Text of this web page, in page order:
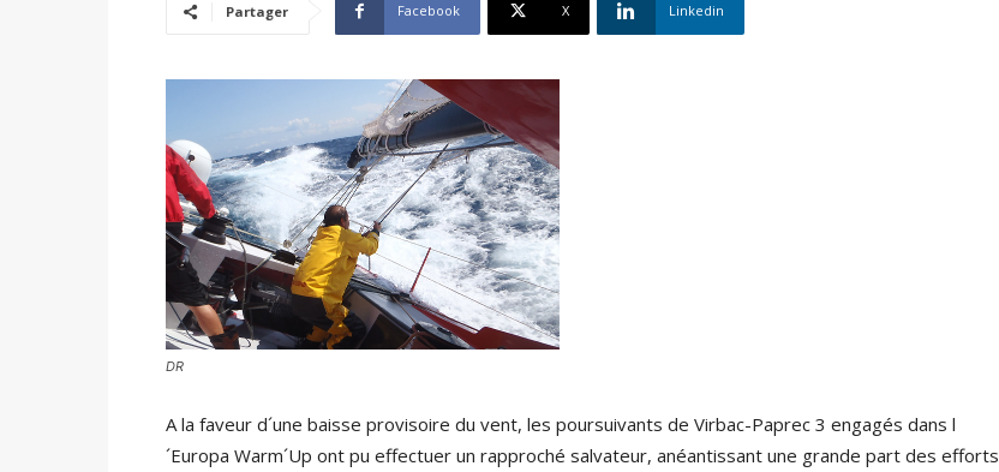
Partager Facebook X Linkedin
DR
A la faveur d´une baisse provisoire du vent, les poursuivants de Virbac-Paprec 3 engagés dans l
´Europa Warm´Up ont pu effectuer un rapproché salvateur, anéantissant une grande part des efforts